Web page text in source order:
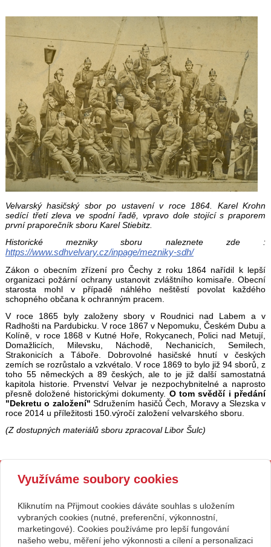
Velvarský hasičský sbor po ustavení v roce 1864. Karel Krohn
sedící třetí zleva ve spodní řadě, vpravo dole stojící s praporem
první praporečník sboru Karel Stiebitz.
Historické mezniky sboru naleznete zde :
https://www.sdhvelvary.cz/inpage/mezniky-sdh/
Zákon o obecním zřízení pro Čechy z roku 1864 nařídil k lepší
organizaci požární ochrany ustanovit zvláštního komisaře. Obecní
starosta mohl v případě náhlého neštěstí povolat každého
schopného občana k ochranným pracem.
V roce 1865 byly založeny sbory v Roudnici nad Labem a v
Radhošti na Pardubicku. V roce 1867 v Nepomuku, Českém Dubu a
Kolíně, v roce 1868 v Kutné Hoře, Rokycanech, Polici nad Metují,
Domažlicích, Milevsku, Náchodě, Nechanicích, Semilech,
Strakonicích a Táboře. Dobrovolné hasičské hnutí v českých
zemích se rozrůstalo a vzkvétalo. V roce 1869 to bylo již 94 sborů, z
toho 55 německých a 89 českých, ale to je již další samostatná
kapitola historie. Prvenství Velvar je nezpochybnitelné a naprosto
přesně doložené historickými dokumenty. O tom svědčí i předání
"Dekretu o založení" Sdružením hasičů Čech, Moravy a Slezska v
roce 2014 u příležitosti 150.výročí založení velvarského sboru.
(Z dostupných materiálů sboru zpracoval Libor Šulc)
Kontakt
SH ČMS - Sbor dobrovolných
spolek,
se sídlem Karla Krohna 270,
273 24 Velvary
00874043
hasici.velvary@seznam.cz
www.sdhvelvary.cz
ID datové schránky: qsm3p3v
Facebook: Hasiči Velvary
Č.účtu: 387496329 / 0800
Využíváme soubory cookies
Kliknutím na Přijmout cookies dáváte souhlas s uložením
vybraných cookies (nutné, preferenční, výkonnostní,
marketingové). Cookies používáme pro lepší fungování
našeho webu, měření jeho výkonnosti a cílení a personalizaci